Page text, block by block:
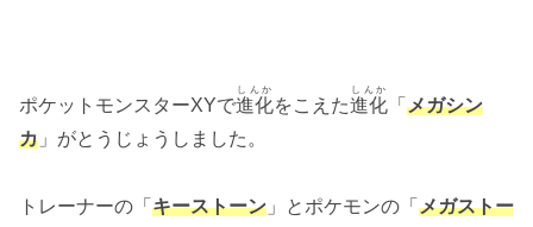
ポケットモンスターXYで進化
しんか
をこえた進化
しんか
「 メガシン
カ 」がとうじょうしました。
トレーナーの「 キーストーン 」とポケモンの「 メガストー